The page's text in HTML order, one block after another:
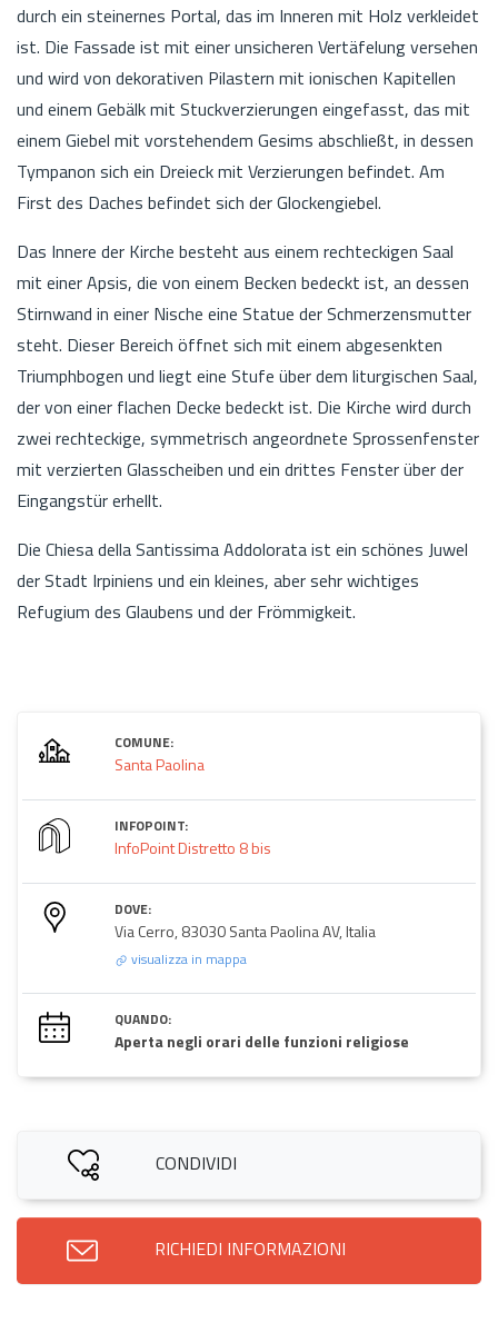
durch ein steinernes Portal, das im Inneren mit Holz verkleidet
ist. Die Fassade ist mit einer unsicheren Vertäfelung versehen
und wird von dekorativen Pilastern mit ionischen Kapitellen
und einem Gebälk mit Stuckverzierungen eingefasst, das mit
einem Giebel mit vorstehendem Gesims abschließt, in dessen
Tympanon sich ein Dreieck mit Verzierungen befindet. Am
First des Daches befindet sich der Glockengiebel.
Das Innere der Kirche besteht aus einem rechteckigen Saal
mit einer Apsis, die von einem Becken bedeckt ist, an dessen
Stirnwand in einer Nische eine Statue der Schmerzensmutter
steht. Dieser Bereich öffnet sich mit einem abgesenkten
Triumphbogen und liegt eine Stufe über dem liturgischen Saal,
der von einer flachen Decke bedeckt ist. Die Kirche wird durch
zwei rechteckige, symmetrisch angeordnete Sprossenfenster
mit verzierten Glasscheiben und ein drittes Fenster über der
Eingangstür erhellt.
Die Chiesa della Santissima Addolorata ist ein schönes Juwel
der Stadt Irpiniens und ein kleines, aber sehr wichtiges
Refugium des Glaubens und der Frömmigkeit.
COMUNE:
Santa Paolina
INFOPOINT:
InfoPoint Distretto 8 bis
DOVE:
Via Cerro, 83030 Santa Paolina AV, Italia
visualizza in mappa
QUANDO:
Aperta negli orari delle funzioni religiose
CONDIVIDI
RICHIEDI INFORMAZIONI